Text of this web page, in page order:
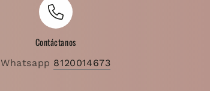
Contáctanos
Whatsapp 8120014673